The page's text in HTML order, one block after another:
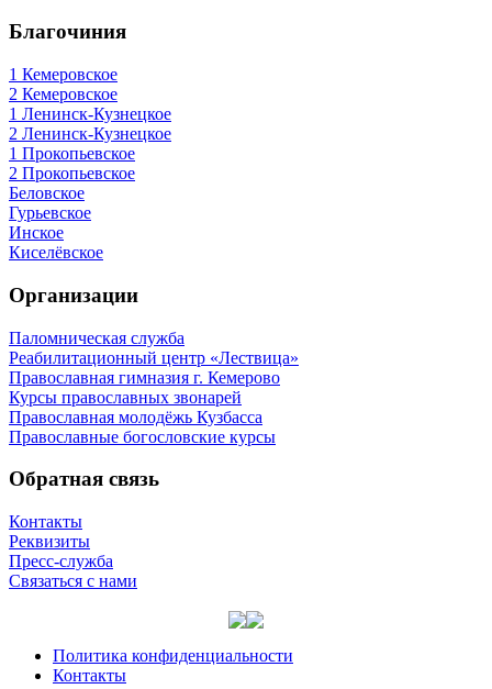
Благочиния
1 Кемеровское
2 Кемеровское
1 Ленинск-Кузнецкое
2 Ленинск-Кузнецкое
1 Прокопьевское
2 Прокопьевское
Беловское
Гурьевское
Инское
Киселёвское
Организации
Паломническая служба
Реабилитационный центр «Лествица»
Православная гимназия г. Кемерово
Курсы православных звонарей
Православная молодёжь Кузбасса
Православные богословские курсы
Обратная связь
Контакты
Реквизиты
Пресс-служба
Связаться с нами
Политика конфиденциальности
Контакты